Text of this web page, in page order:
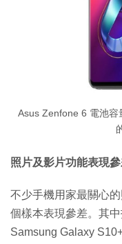
Asus Zenfone 6 電池容
照片及影片功能表現
不少手機用家最關心
個樣本表現參差。其
Samsung Galaxy